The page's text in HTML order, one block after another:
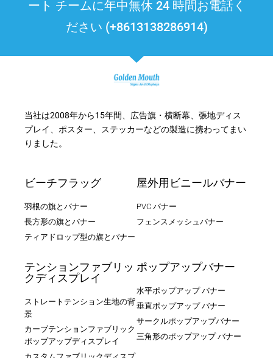
ート チームに年中無休 24 時間お電話く
ださい (+8613138286914)
当社は2008年から15年間、広告旗・横断幕、張地ディス
プレイ、ポスター、ステッカーなどの製造に携わってまい
りました。
ビーチフラッグ
羽根の旗とバナー
長方形の旗とバナー
ティアドロップ型の旗とバナー
屋外用ビニールバナー
PVC バナー
フェンスメッシュバナー
テンションファブリッ
クディスプレイ
ストレートテンション生地の背
景
カーブテンションファブリック
ポップアップディスプレイ
ポップアップバナー
水平ポップアップ バナー
垂直ポップアップ バナー
サークルポップアップバナー
三角形のポップアップ バナー